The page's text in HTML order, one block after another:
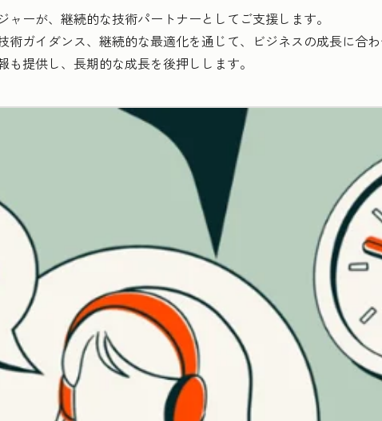
ーが、継続的な技術パートナーとしてご支援します。
ガイダンス、継続的な最適化を通じて、ビジネスの成長に合
提供し、長期的な成長を後押しします。